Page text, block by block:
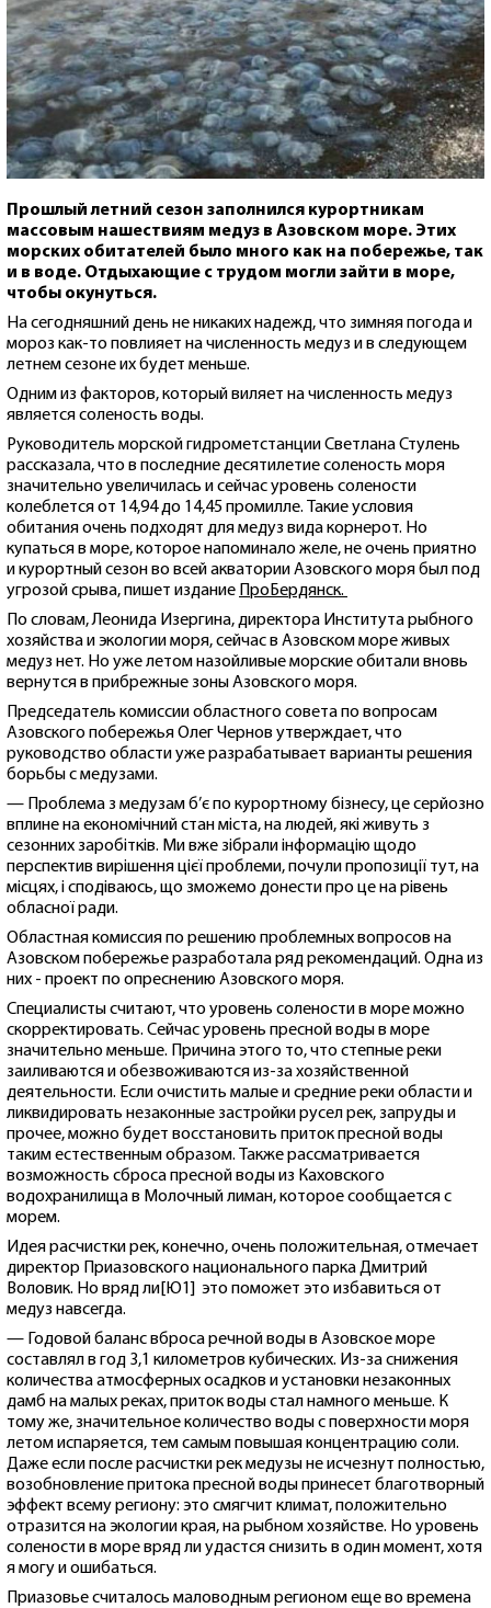
Прошлый летний сезон заполнился курортникам
массовым нашествиям медуз в Азовском море. Этих
морских обитателей было много как на побережье, так
и в воде. Отдыхающие с трудом могли зайти в море,
чтобы окунуться.
На сегодняшний день не никаких надежд, что зимняя погода и
мороз как-то повлияет на численность медуз и в следующем
летнем сезоне их будет меньше.
Одним из факторов, который виляет на численность медуз
является соленость воды.
Руководитель морской гидрометстанции Светлана Стулень
рассказала, что в последние десятилетие соленость моря
значительно увеличилась и сейчас уровень солености
колеблется от 14,94 до 14,45 промилле. Такие условия
обитания очень подходят для медуз вида корнерот. Но
купаться в море, которое напоминало желе, не очень приятно
и курортный сезон во всей акватории Азовского моря был под
угрозой срыва, пишет издание
ПроБердянск.
По словам, Леонида Изергина, директора Института рыбного
хозяйства и экологии моря, сейчас в Азовском море живых
медуз нет. Но уже летом назойливые морские обитали вновь
вернутся в прибрежные зоны Азовского моря.
Председатель комиссии областного совета по вопросам
Азовского побережья Олег Чернов утверждает, что
руководство области уже разрабатывает варианты решения
борьбы с медузами.
— Проблема з медузам б’є по курортному бізнесу, це серйозно
вплине на економічний стан міста, на людей, які живуть з
сезонних заробітків. Ми вже зібрали інформацію щодо
перспектив вирішення цієї проблеми, почули пропозиції тут, на
місцях, і сподіваюсь, що зможемо донести про це на рівень
обласної ради.
Областная комиссия по решению проблемных вопросов на
Азовском побережье разработала ряд рекомендаций. Одна из
них - проект по опреснению Азовского моря.
Специалисты считают, что уровень солености в море можно
скорректировать. Сейчас уровень пресной воды в море
значительно меньше. Причина этого то, что степные реки
заиливаются и обезвоживаются из-за хозяйственной
деятельности. Если очистить малые и средние реки области и
ликвидировать незаконные застройки русел рек, запруды и
прочее, можно будет восстановить приток пресной воды
таким естественным образом. Также рассматривается
возможность сброса пресной воды из Каховского
водохранилища в Молочный лиман, которое сообщается с
морем.
Идея расчистки рек, конечно, очень положительная, отмечает
директор Приазовского национального парка Дмитрий
Воловик. Но вряд ли[Ю1] это поможет это избавиться от
медуз навсегда.
— Годовой баланс вброса речной воды в Азовское море
составлял в год 3,1 километров кубических. Из-за снижения
количества атмосферных осадков и установки незаконных
дамб на малых реках, приток воды стал намного меньше. К
тому же, значительное количество воды с поверхности моря
летом испаряется, тем самым повышая концентрацию соли.
Даже если после расчистки рек медузы не исчезнут полностью,
возобновление притока пресной воды принесет благотворный
эффект всему региону: это смягчит климат, положительно
отразится на экологии края, на рыбном хозяйстве. Но уровень
солености в море вряд ли удастся снизить в один момент, хотя
я могу и ошибаться.
Приазовье считалось маловодным регионом еще во времена